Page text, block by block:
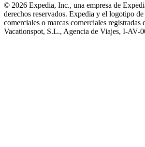
© 2026 Expedia, Inc., una empresa de
derechos reservados. Expedia y el logotipo
comerciales o marcas comerciales registradas
Vacationspot, S.L., Agencia de Viajes, I-AV-